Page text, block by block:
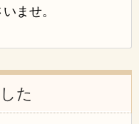
ませ。
た